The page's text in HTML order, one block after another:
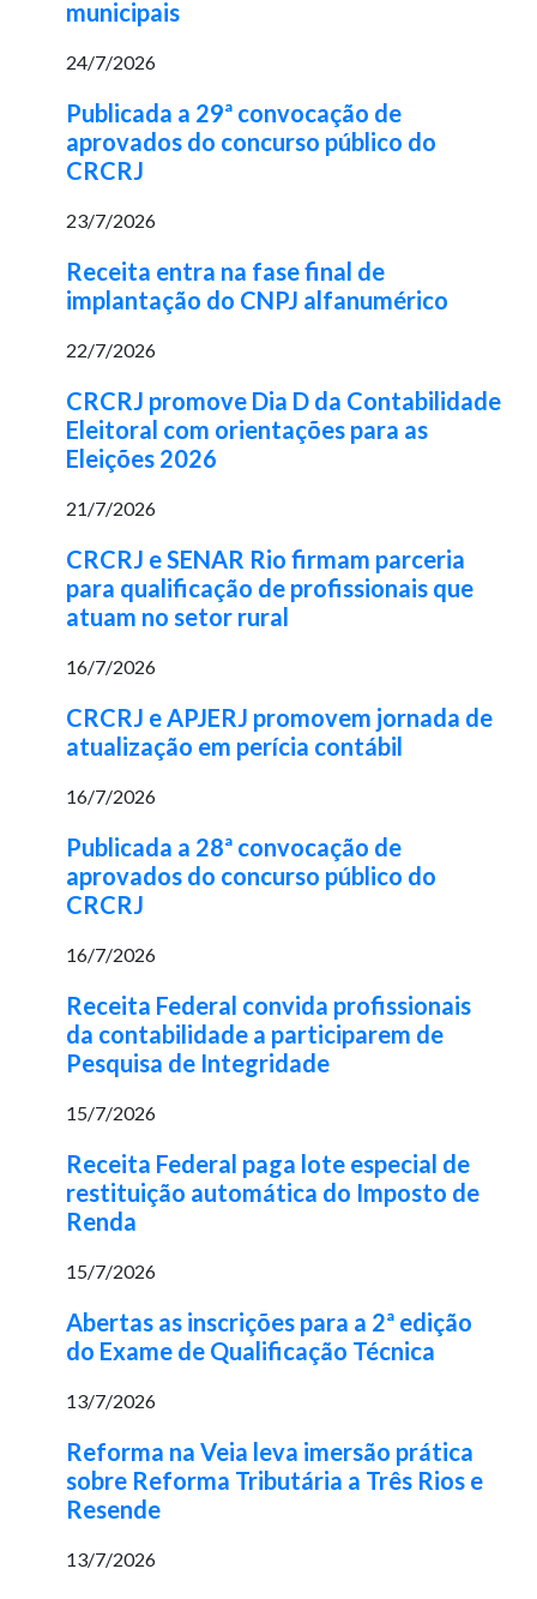
municipais
24/7/2026
Publicada a 29ª convocação de
aprovados do concurso público do
CRCRJ
23/7/2026
Receita entra na fase final de
implantação do CNPJ alfanumérico
22/7/2026
CRCRJ promove Dia D da Contabilidade
Eleitoral com orientações para as
Eleições 2026
21/7/2026
CRCRJ e SENAR Rio firmam parceria
para qualificação de profissionais que
atuam no setor rural
16/7/2026
CRCRJ e APJERJ promovem jornada de
atualização em perícia contábil
16/7/2026
Publicada a 28ª convocação de
aprovados do concurso público do
CRCRJ
16/7/2026
Receita Federal convida profissionais
da contabilidade a participarem de
Pesquisa de Integridade
15/7/2026
Receita Federal paga lote especial de
restituição automática do Imposto de
Renda
15/7/2026
Abertas as inscrições para a 2ª edição
do Exame de Qualificação Técnica
13/7/2026
Reforma na Veia leva imersão prática
sobre Reforma Tributária a Três Rios e
Resende
13/7/2026